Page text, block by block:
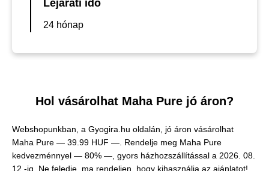
Lejárati idő
24 hónap
Hol vásárolhat Maha Pure jó áron?
Webshopunkban, a Gyogira.hu oldalán, jó áron vásárolhat
Maha Pure — 39.99 HUF — . Rendelje meg Maha Pure
kedvezménnyel — 80% —, gyors házhozszállítással a 2026. 08.
12.-ig. Ne feledje, ma rendeljen, hogy kihasználja az ajánlatot!